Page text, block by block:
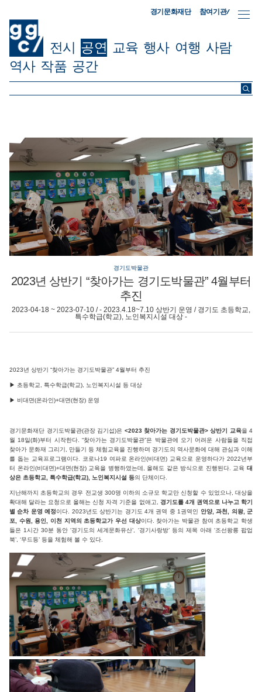
경기문화재단 참여기관/
전시 공연 교육 행사 여행 사람
역사 작품 공간
ggc/
경기도박물관
2023년 상반기 “찾아가는 경기도박물관” 4월부터
추진
2023-04-18 ~ 2023-07-10 / - 2023.4.18~7.10 상반기 운영 / 경기도 초등학교,
특수학급(학교), 노인복지시설 대상 -
2023년 상반기 “찾아가는 경기도박물관” 4월부터 추진
▶ 초등학교, 특수학급(학교), 노인복지시설 등 대상
▶ 비대면(온라인)+대면(현장) 운영
경기문화재단 경기도박물관(관장 김기섭)은 <2023 찾아가는 경기도박물관> 상반기 교육을 4
월 18일(화)부터 시작한다. “찾아가는 경기도박물관”은 박물관에 오기 어려운 사람들을 직접
찾아가 문화재 그리기, 만들기 등 체험교육을 진행하며 경기도의 역사문화에 대해 관심과 이해
를 돕는 교육프로그램이다. 코로나19 여파로 온라인(비대면) 교육으로 운영하다가 2022년부
터 온라인(비대면)+대면(현장) 교육을 병행하였는데, 올해도 같은 방식으로 진행된다. 교육 대
상은 초등학교, 특수학급(학교), 노인복지시설 등의 단체이다.
지난해까지 초등학교의 경우 전교생 300명 이하의 소규모 학교만 신청할 수 있었으나, 대상을
확대해 달라는 요청으로 올해는 신청 자격 기준을 없애고, 경기도를 4개 권역으로 나누고 학기
별 순차 운영 예정이다. 2023년도 상반기는 경기도 4개 권역 중 1권역인 안양, 과천, 의왕, 군
포, 수원, 용인, 이천 지역의 초등학교가 우선 대상이다. 찾아가는 박물관 참여 초등학교 학생
들은 1시간 30분 동안‘경기도의 세계문화유산’, ‘경기사랑방’ 등의 제목 아래 ‘조선왕릉 팝업
북’, ‘무드등’ 등을 체험해 볼 수 있다.